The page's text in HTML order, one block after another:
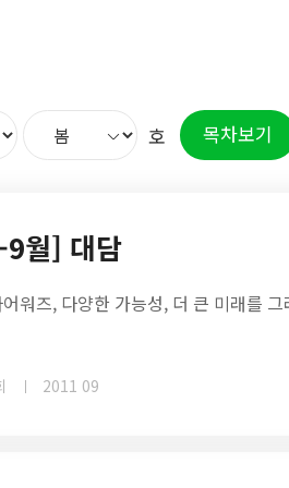
호 목차보기
월] 대담
워즈, 다양한 가능성, 더 큰 미래를
2011 09